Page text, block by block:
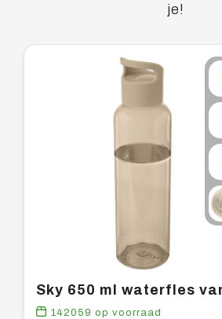
je!
142059 op voorraad